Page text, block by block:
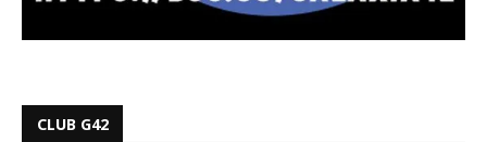
CLUB G42